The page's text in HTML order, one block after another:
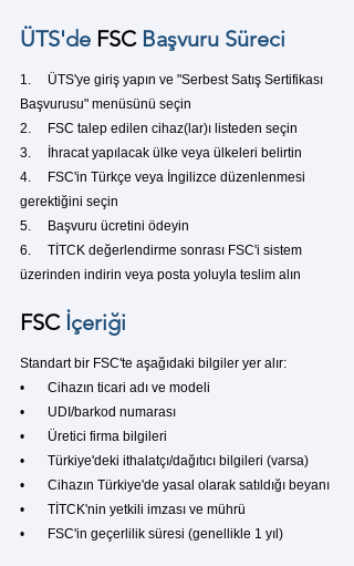
ÜTS'de FSC Başvuru Süreci
1.     ÜTS'ye giriş yapın ve "Serbest Satış Sertifikası
Başvurusu" menüsünü seçin
2.
FSC talep edilen cihaz(lar)ı listeden seçin
3.     İhracat yapılacak ülke veya ülkeleri belirtin
4.
FSC'in Türkçe veya İngilizce düzenlenmesi
gerektiğini seçin
5.     Başvuru ücretini ödeyin
6.     TİTCK değerlendirme sonrası FSC'i sistem
üzerinden indirin veya posta yoluyla teslim alın
FSC İçeriği
Standart bir FSC'te aşağıdaki bilgiler yer alır:
•       Cihazın ticari adı ve modeli
•       UDI/barkod numarası
•       Üretici firma bilgileri
•       Türkiye'deki ithalatçı/dağıtıcı bilgileri (varsa)
•       Cihazın Türkiye'de yasal olarak satıldığı beyanı
•       TİTCK'nin yetkili imzası ve mührü
•
FSC'in geçerlilik süresi (genellikle 1 yıl)